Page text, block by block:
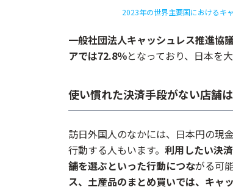
2023年の世界主要国におけるキ
一般社団法人キャッシュレス推進協
アでは72.8％となっており、日本を
使い慣れた決済手段がない店舗
訪日外国人のなかには、日本円の現
行動する人もいます。 利用したい決
舗を選ぶといった行動につながる可
ス、土産品のまとめ買いでは、キャ